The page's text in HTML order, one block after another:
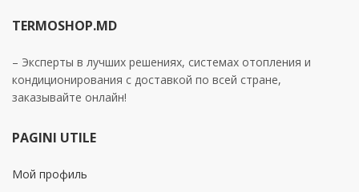
TERMOSHOP.MD
– Эксперты в лучших решениях, системах отопления и
кондиционирования с доставкой по всей стране,
заказывайте онлайн!
PAGINI UTILE
Мой профиль